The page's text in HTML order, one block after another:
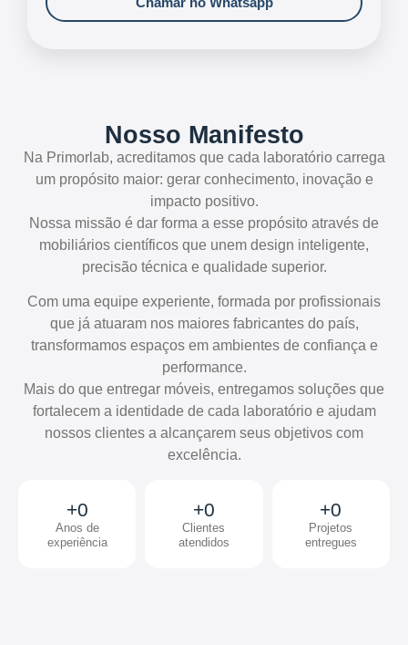
Nosso Manifesto
Na Primorlab, acreditamos que cada laboratório carrega
um propósito maior: gerar conhecimento, inovação e
impacto positivo.
Nossa missão é dar forma a esse propósito através de
mobiliários científicos que unem design inteligente,
precisão técnica e qualidade superior.
Com uma equipe experiente, formada por profissionais
que já atuaram nos maiores fabricantes do país,
transformamos espaços em ambientes de confiança e
performance.
Mais do que entregar móveis, entregamos soluções que
fortalecem a identidade de cada laboratório e ajudam
nossos clientes a alcançarem seus objetivos com
excelência.
Anos de
experiência
+0
Clientes
atendidos
+0
Projetos
entregues
+0